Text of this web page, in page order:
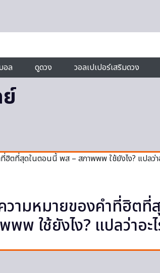
อล ดูดวง วอลเปเปอร์เสริมดวง
วามหมายของคำที่ฮิตที่
พ ใช้ยังไง? แปลว่าอะ